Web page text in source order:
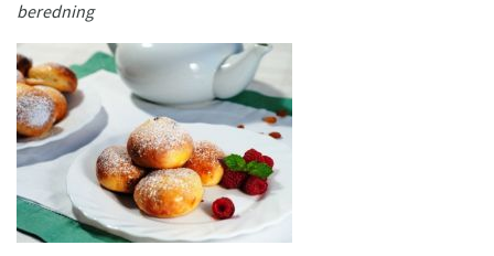
beredning